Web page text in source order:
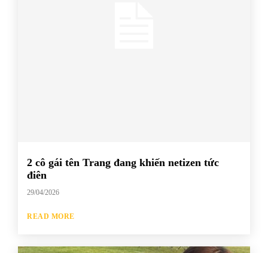
2 cô gái tên Trang đang khiến netizen tức
điên
29/04/2026
READ MORE